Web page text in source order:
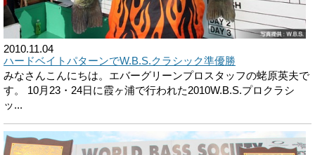
2010.11.04
ハードベイトパターンでW.B.S.クラシック準優勝
みなさんこんにちは。エバーグリーンプロスタッフの蛯原英夫で
す。 10月23・24日に霞ヶ浦で行われた2010W.B.S.プロクラシ
ッ...